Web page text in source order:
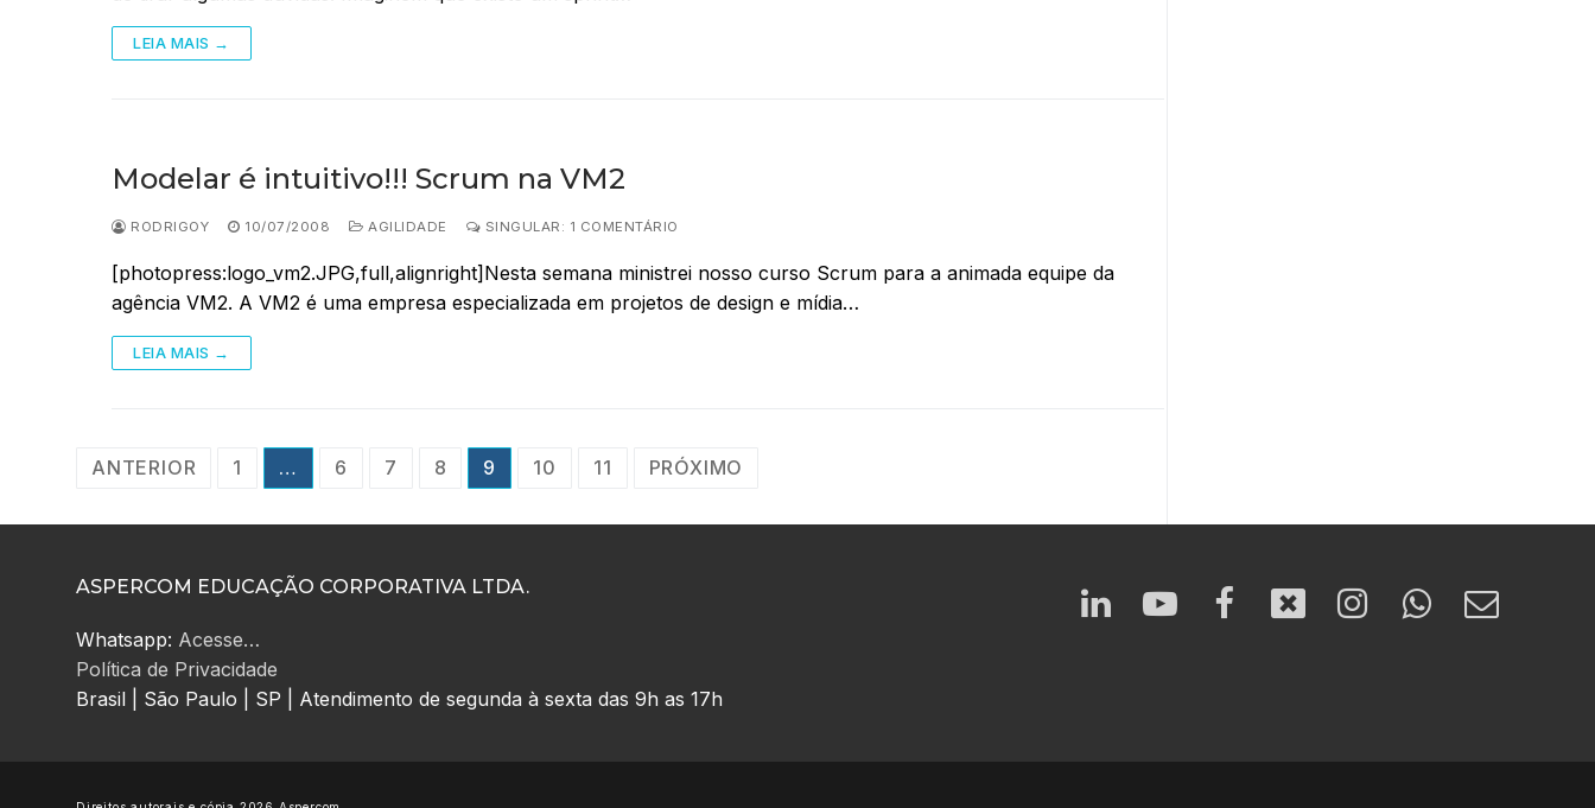
LEIA MAIS →
Modelar é intuitivo!!! Scrum na VM2
RODRIGOY 10/07/2008 AGILIDADE SINGULAR: 1 COMENTÁRIO
[photopress:logo_vm2.JPG,full,alignright]Nesta semana ministrei nosso curso Scrum para a animada equipe da
agência VM2. A VM2 é uma empresa especializada em projetos de design e mídia…
LEIA MAIS →
Paginação
de
ANTERIOR 1 … 6 7 8 9 10 11 PRÓXIMO
ASPERCOM EDUCAÇÃO CORPORATIVA LTDA.
Whatsapp: Acesse…
Política de Privacidade
Brasil | São Paulo | SP | Atendimento de segunda à sexta das 9h as 17h